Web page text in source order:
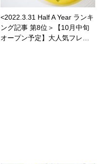
<2022.3.31 Half A Year ランキ
ング記事 第8位＞【10月中旬
オープン予定】大人気フレ…